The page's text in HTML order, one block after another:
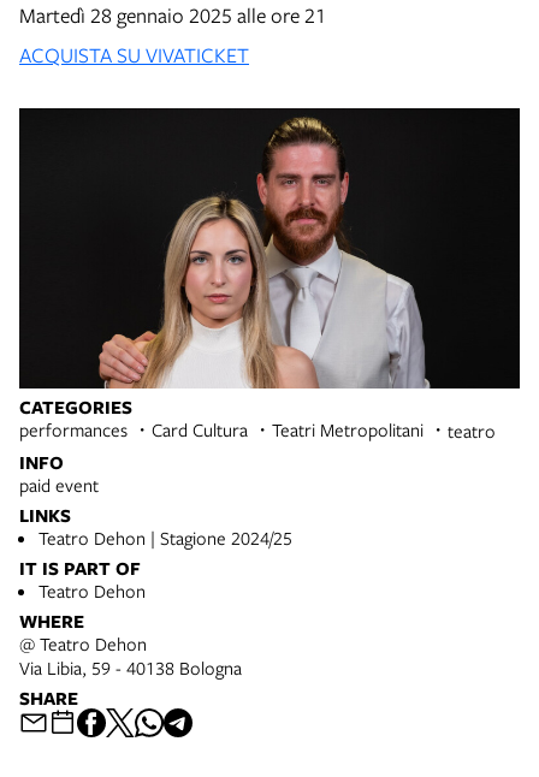
CATEGORIES
performances Card Cultura Teatri Metropolitani teatro
INFO
paid event
LINKS
Teatro Dehon | Stagione 2024/25
IT IS PART OF
Teatro Dehon
WHERE
@ Teatro Dehon
Via Libia, 59 - 40138 Bologna
SHARE
Martedì 28 gennaio 2025 alle ore 21
ACQUISTA SU VIVATICKET